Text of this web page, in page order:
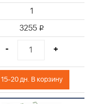
1
3255 i
- +
Поставка из РФ или EU до 15-20 дн. В корзину